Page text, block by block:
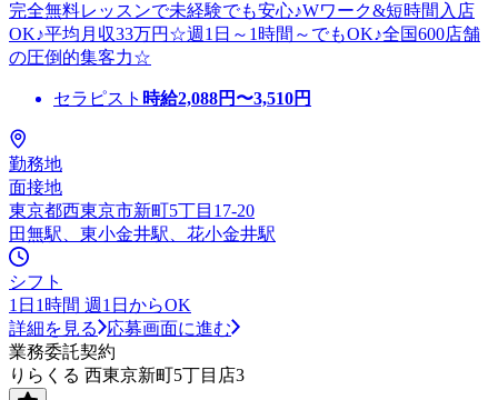
完全無料レッスンで未経験でも安心♪Wワーク&短時間入店
OK♪平均月収33万円☆週1日～1時間～でもOK♪全国600店舗
の圧倒的集客力☆
セラピスト 時給2,088円〜3,510円
勤務地
面接地
東京都西東京市新町5丁目17-20
田無駅、東小金井駅、花小金井駅
シフト
1日1時間 週1日からOK
詳細を見る
応募画面に進む
業務委託契約
りらくる 西東京新町5丁目店3